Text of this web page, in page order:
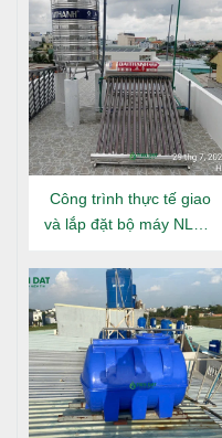
Công trình thực tế giao
và lắp đặt bộ máy NLMT
Đông Hưng Thuận